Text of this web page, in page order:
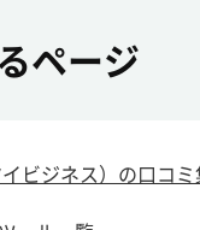
ページ
ビジネス）の口コ